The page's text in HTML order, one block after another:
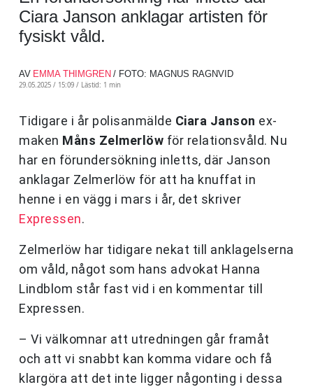
Ciara Janson anklagar artisten för
fysiskt våld.
AV EMMA THIMGREN / FOTO: MAGNUS RAGNVID
29.05.2025 / 15:09 / Lästid: 1 min
Tidigare i år polisanmälde Ciara Janson ex-
maken Måns Zelmerlöw för relationsvåld. Nu
har en förundersökning inletts, där Janson
anklagar Zelmerlöw för att ha knuffat in
henne i en vägg i mars i år, det skriver
Expressen.
Zelmerlöw har tidigare nekat till anklagelserna
om våld, något som hans advokat Hanna
Lindblom står fast vid i en kommentar till
Expressen.
– Vi välkomnar att utredningen går framåt
och att vi snabbt kan komma vidare och få
klargöra att det inte ligger någonting i dessa